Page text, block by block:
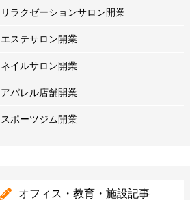
リラクゼーションサロン開業
エステサロン開業
ネイルサロン開業
アパレル店舗開業
スポーツジム開業
オフィス・教育・施設記事